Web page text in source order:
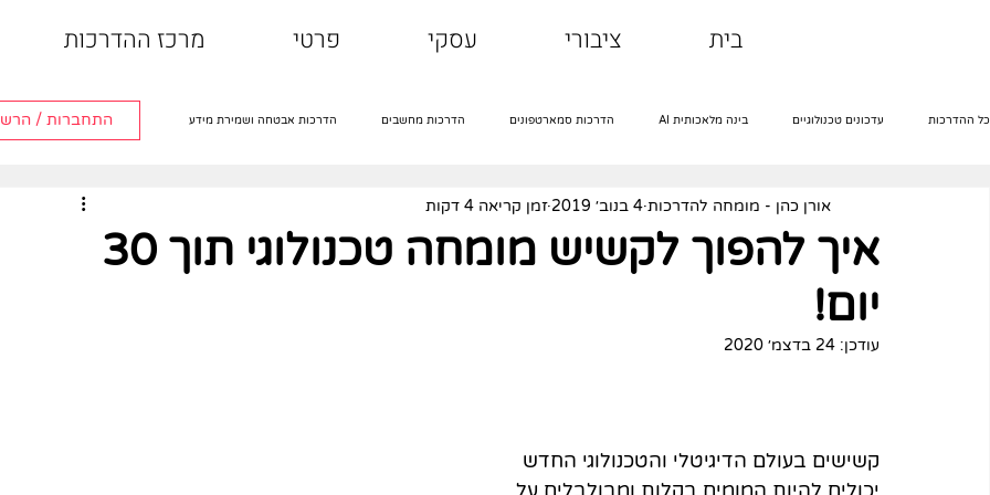
בית ציבורי עסקי פרטי מרכז ההדרכות
כל ההדרכות עדכונים טכנולוגיים בינה מלאכותית AI הדרכות סמארטפונים הדרכות מחשבים הדרכות אבטחה ושמירת מידע
הדרכות שירותים דיגיטליים הדרכות רשתות חברתיות הדרכות טלוויזיה חכמה
מבוגרים וטכנולוגיה
התחברות /
איך להפוך לקשיש מומחה טכנולוגי תוך 30
יום!
אורן כהן - מומחה להדרכות 4 בנוב׳ 2019 זמן קריאה 4 דקות
עודכן: 24 בדצמ׳ 2020
קשישים בעולם הדיגיטלי והטכנולוגי החדש